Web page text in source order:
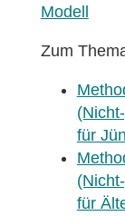
Modell
Zum
für
für